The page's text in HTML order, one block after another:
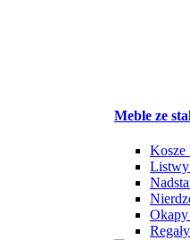
Meble ze
Kosze
Listwy
Okapy